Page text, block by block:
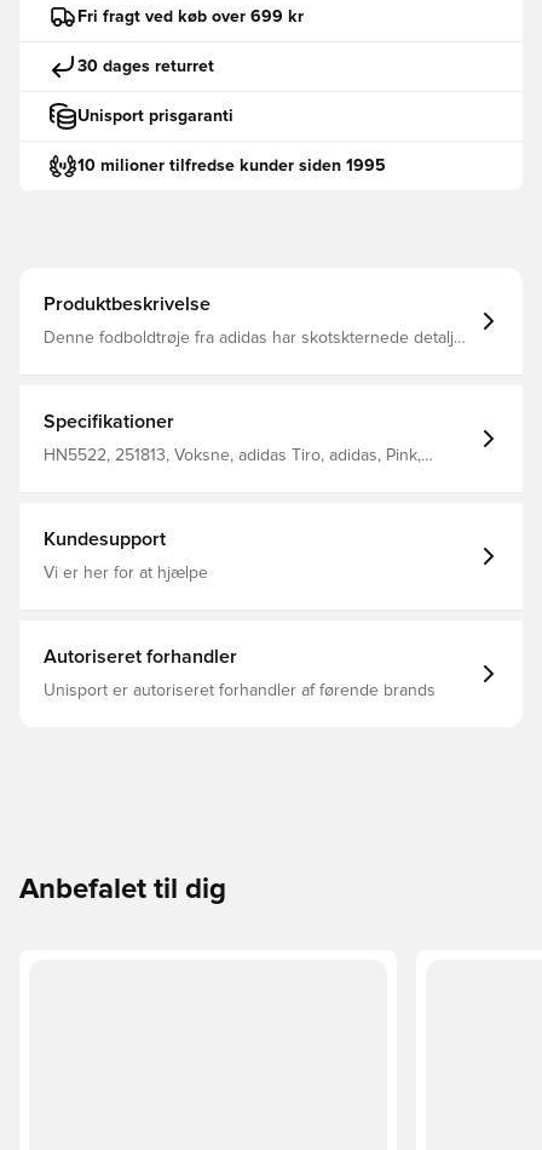
Fri fragt ved køb over 699 kr
30 dages returret
Unisport prisgaranti
10 milioner tilfredse kunder siden 1995
Produktbeskrivelse
Denne fodboldtrøje fra adidas har skotskternede detaljer,
en behagelig følelse, når du er på farten Almindelig
pasform Lynlås i kvart længde og opretstående krave
Dobbeltstrik af 100 % genanvendt polyester Børstet stof
Specifikationer
HN5522, 251813, Voksne, adidas Tiro, adidas, Pink,
Kundesupport
Vi er her for at hjælpe
Autoriseret forhandler
Unisport er autoriseret forhandler af førende brands
Anbefalet til dig